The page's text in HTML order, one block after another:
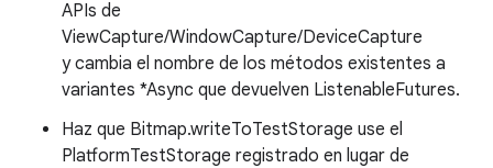
APIs de
ViewCapture/WindowCapture/DeviceCapture
y cambia el nombre de los métodos existentes a
variantes *Async que devuelven ListenableFutures.
Haz que Bitmap.writeToTestStorage use el
PlatformTestStorage registrado en lugar de